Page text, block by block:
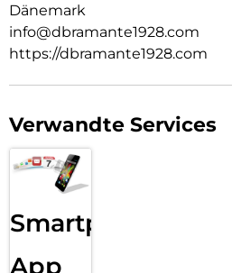
Dänemark
info@dbramante1928.com
https://dbramante1928.com
Verwandte Services
Smartphone
App